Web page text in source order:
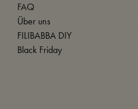
FAQ
Über uns
FILIBABBA DIY
Black Friday